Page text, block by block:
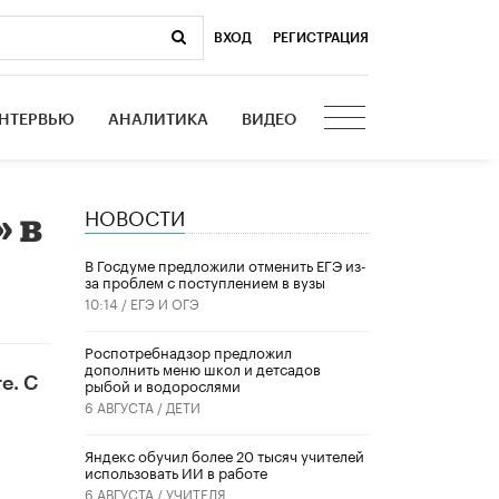
ВХОД РЕГИСТРАЦИЯ
АНАЛИТИКА ВИДЕО
в
С
НОВОСТИ
В Госдуме предложили отменить ЕГЭ из-
за проблем с поступлением в вузы
10:14 / ЕГЭ И ОГЭ
Роспотребнадзор предложил
дополнить меню школ и детсадов
рыбой и водорослями
6 АВГУСТА / ДЕТИ
​Яндекс обучил более 20 тысяч учителей
использовать ИИ в работе
6 АВГУСТА /УЧИТЕЛЯ